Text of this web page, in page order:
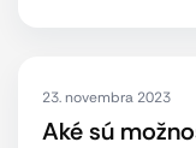
23. novembra 2023
Aké sú